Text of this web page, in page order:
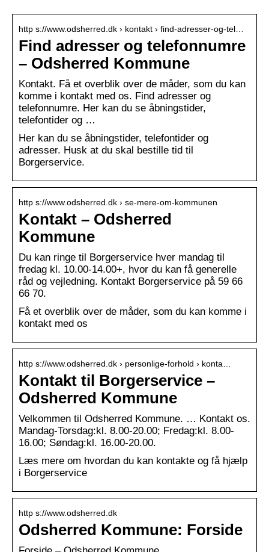
http s://www.odsherred.dk › kontakt › find-adresser-og-tel…
Find adresser og telefonnumre
– Odsherred Kommune
Kontakt. Få et overblik over de måder, som du kan
komme i kontakt med os. Find adresser og
telefonnumre. Her kan du se åbningstider,
telefontider og …
Her kan du se åbningstider, telefontider og
adresser. Husk at du skal bestille tid til
Borgerservice.
http s://www.odsherred.dk › se-mere-om-kommunen
Kontakt – Odsherred
Kommune
Du kan ringe til Borgerservice hver mandag til
fredag kl. 10.00-14.00+, hvor du kan få generelle
råd og vejledning. Kontakt Borgerservice på 59 66
66 70.
Få et overblik over de måder, som du kan komme i
kontakt med os
http s://www.odsherred.dk › personlige-forhold › konta…
Kontakt til Borgerservice –
Odsherred Kommune
Velkommen til Odsherred Kommune. … Kontakt os.
Mandag-Torsdag:kl. 8.00-20.00; Fredag:kl. 8.00-
16.00; Søndag:kl. 16.00-20.00.
Læs mere om hvordan du kan kontakte og få hjælp
i Borgerservice
http s://www.odsherred.dk
Odsherred Kommune: Forside